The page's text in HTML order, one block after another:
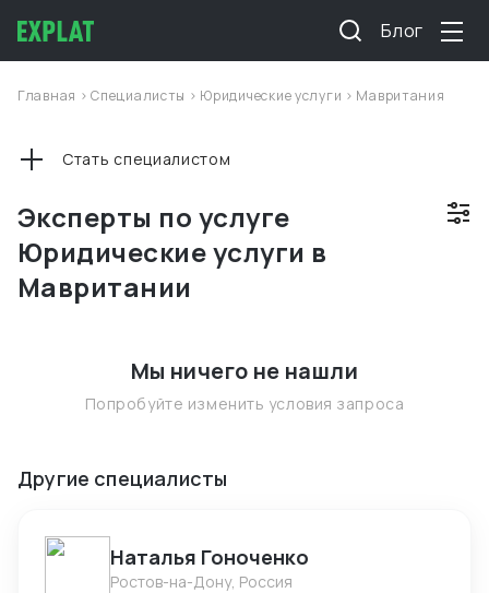
Блог
Главная >Специалисты > Юридические услуги > Мавритания
Эксперты по услуге
Юридические услуги в
Мавритании
Стать специалистом
Мы ничего не нашли
Попробуйте изменить условия запроса
Другие специалисты
Наталья Гоноченко
Ростов-на-Дону, Россия